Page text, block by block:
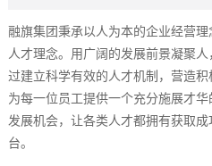
融旗集团秉承以人为本的企业经营
人才理念。用广阔的发展前景凝聚
过建立科学有效的人才机制，营造
为每一位员工提供一个充分施展才
发展机会，让各类人才都拥有获取
台。